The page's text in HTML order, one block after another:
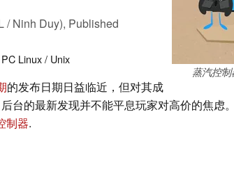
蒸汽控
/ Ninh Duy), Published
Linux / Unix
的发布日期日益临近，但对其成
台的最新发现并不能平息玩家对高价的焦虑
制器.